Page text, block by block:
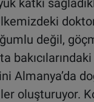
değil,
Almanya’da
oluşturuyor.